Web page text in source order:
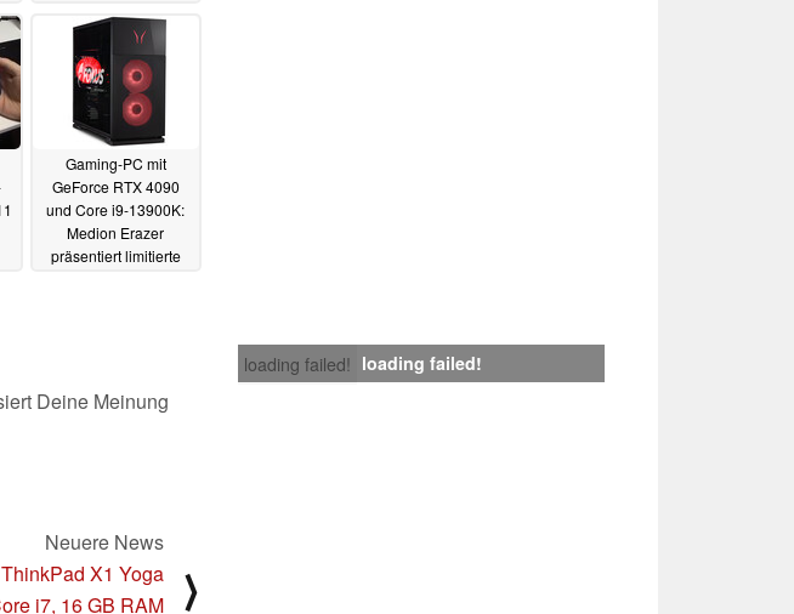
Gaming-PC mit
GeForce RTX 4090
und Core i9-13900K:
Medion Erazer
präsentiert limitierte
loading failed! loading failed!
Deine Meinung
Neuere News
X1 Yoga
i7, 16 GB RAM
⟩